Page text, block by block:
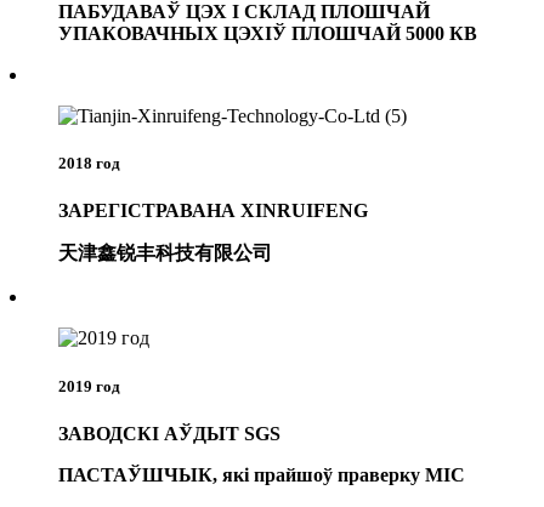
ПАБУДАВАЎ ЦЭХ І СКЛАД ПЛОШЧАЙ
УПАКОВАЧНЫХ ЦЭХІЎ ПЛОШЧАЙ 5000 КВ
2018 год
ЗАРЕГІСТРАВАНА XINRUIFENG
天津鑫锐丰科技有限公司
2019 год
ЗАВОДСКІ АЎДЫТ SGS
ПАСТАЎШЧЫК, які прайшоў праверку MIC